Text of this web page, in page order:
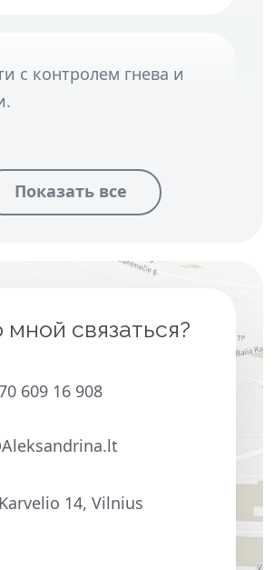
с контролем гнева и
мной связаться?
609 16 908
14, Vilnius